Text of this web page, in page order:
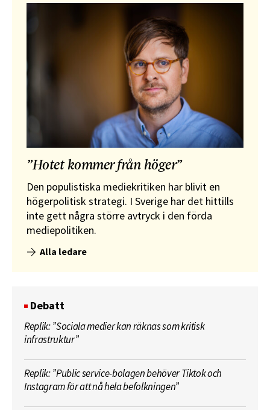
”Hotet kommer från höger”
Den populistiska mediekritiken har blivit en
högerpolitisk strategi. I Sverige har det hittills
inte gett några större avtryck i den förda
mediepolitiken.
Alla ledare
Debatt
Replik: ”Sociala medier kan räknas som kritisk
infrastruktur”
Replik: ”Public service-bolagen behöver Tiktok och
Instagram för att nå hela befolkningen”